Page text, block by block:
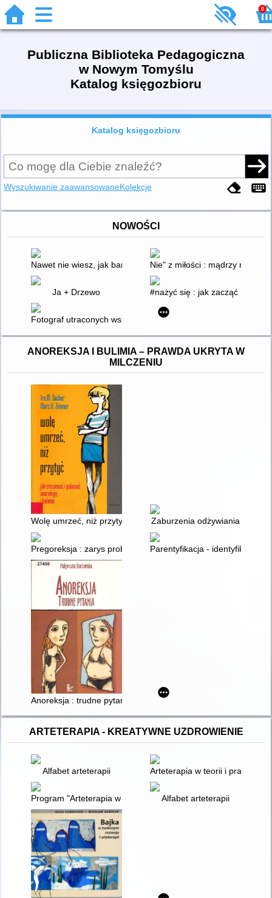
0
Publiczna Biblioteka Pedagogiczna
w Nowym Tomyślu
Katalog księgozbioru
Katalog księgozbioru
Wyszukiwanie zaawansowaneKolekcje
NOWOŚCI
Nawet nie wiesz, jak bardzo cię kochamNie" z miłości : mądrzy rodzice
Ja + Drzewo #nażyć się : jak zacząć
Fotograf utraconych wspomnień
ANOREKSJA I BULIMIA – PRAWDA UKRYTA W
MILCZENIU
Wolę umrzeć, niż przytyć : jak zrozumieć i pokonać anoreksję
Zaburzenia odżywiania
Pregoreksja : zarys problemu Parentyfikacja - identyfikacja i
Anoreksja : trudne pytania
ARTETERAPIA - KREATYWNE UZDROWIENIE
Alfabet arteterapii Arteterapia w teorii i praktyce
Program "Arteterapia w resocjalizacji" - autorskie scenariusze
Alfabet arteterapii